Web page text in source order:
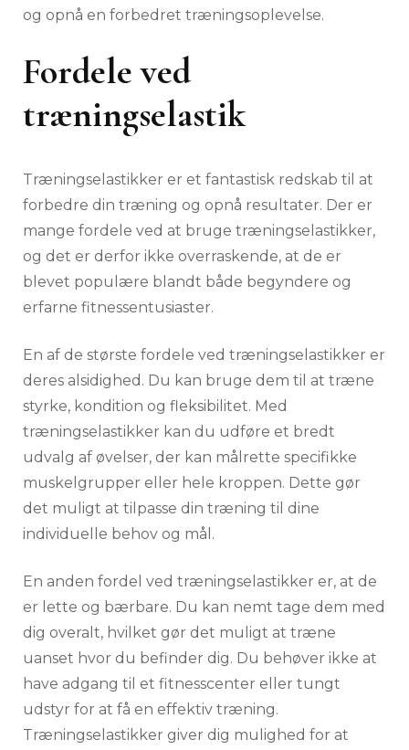
og opnå en forbedret træningsoplevelse.
Fordele ved
træningselastik
Træningselastikker er et fantastisk redskab til at
forbedre din træning og opnå resultater. Der er
mange fordele ved at bruge træningselastikker,
og det er derfor ikke overraskende, at de er
blevet populære blandt både begyndere og
erfarne fitnessentusiaster.
En af de største fordele ved træningselastikker er
deres alsidighed. Du kan bruge dem til at træne
styrke, kondition og fleksibilitet. Med
træningselastikker kan du udføre et bredt
udvalg af øvelser, der kan målrette specifikke
muskelgrupper eller hele kroppen. Dette gør
det muligt at tilpasse din træning til dine
individuelle behov og mål.
En anden fordel ved træningselastikker er, at de
er lette og bærbare. Du kan nemt tage dem med
dig overalt, hvilket gør det muligt at træne
uanset hvor du befinder dig. Du behøver ikke at
have adgang til et fitnesscenter eller tungt
udstyr for at få en effektiv træning.
Træningselastikker giver dig mulighed for at